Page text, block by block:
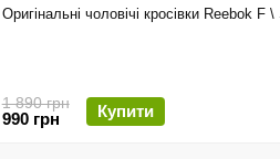
Оригінальні чоловічі кросівки Reebok F
1 890 грн
990 грн Купити